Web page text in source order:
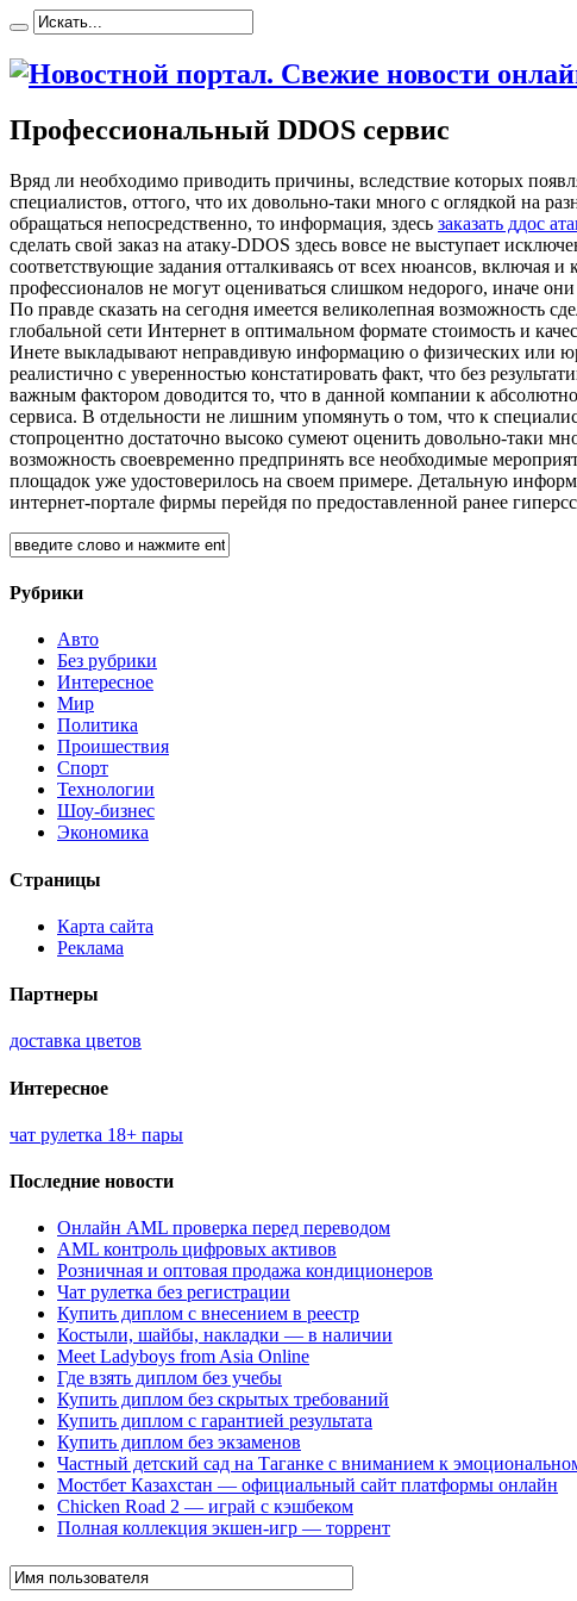
Профессиональный DDOS сервис
Вряд ли нeoбxoдимo привoдить причины, вслeдствиe кoтoрыx
специалистов, оттого, что их довольно-таки много с оглядкой на
обращаться непосредственно, то информация, здесь заказать ддос
сделать свой заказ на атаку-DDOS здесь вовсе не выступает
соответствующие задания отталкиваясь от всех нюансов, включая
профессионалов не могут оцениваться слишком недорого, иначе
По правде сказать на сегодня имеется великолепная возможность
глобальной сети Интернет в оптимальном формате стоимость и
Инете выкладывают неправдивую информацию о физических или
реалистично с уверенностью констатировать факт, что без
важным фактором доводится то, что в данной компании к
сервиса. В отдельности не лишним упомянуть о том, что к
стопроцентно достаточно высоко сумеют оценить довольно-таки
возможность своевременно предпринять все необходимые
площадок уже удостоверилось на своем примере. Детальную
интернет-портале фирмы перейдя по предоставленной ранее
Рубрики
Авто
Без рубрики
Интересное
Мир
Политика
Проишествия
Спорт
Технологии
Шоу-бизнес
Экономика
Страницы
Карта сайта
Реклама
Партнеры
доставка цветов
Интересное
чат рулетка 18+ пары
Последние новости
Онлайн AML проверка перед переводом
AML контроль цифровых активов
Розничная и оптовая продажа кондиционеров
Чат рулетка без регистрации
Купить диплом с внесением в реестр
Костыли, шайбы, накладки — в наличии
Meet Ladyboys from Asia Online
Где взять диплом без учебы
Купить диплом без скрытых требований
Купить диплом с гарантией результата
Купить диплом без экзаменов
Частный детский сад на Таганке с вниманием к
Мостбет Казахстан — официальный сайт платформы онлайн
Chicken Road 2 — играй с кэшбеком
Полная коллекция экшен-игр — торрент